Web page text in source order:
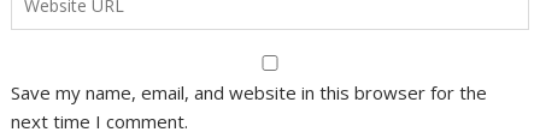
Save my name, email, and website in this browser for the
next time I comment.